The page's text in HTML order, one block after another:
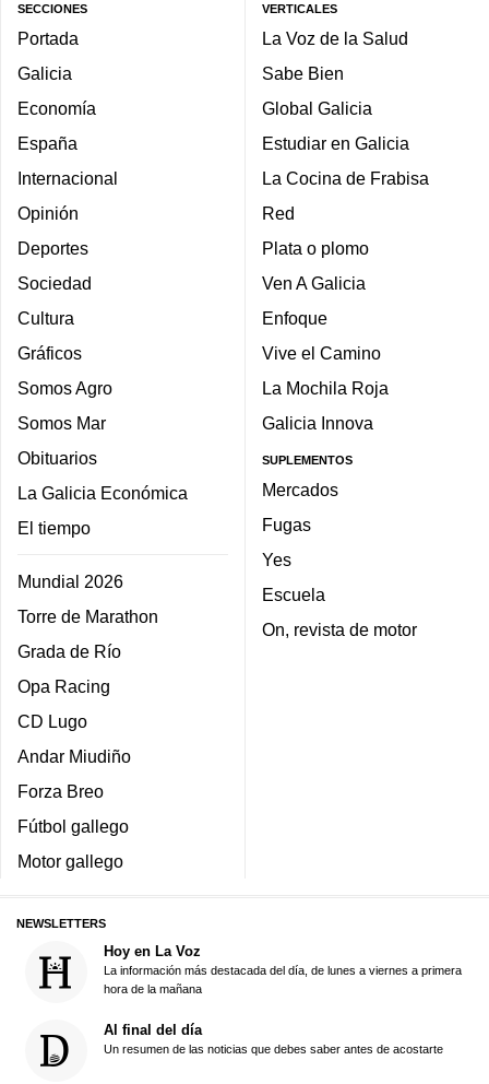
SECCIONES
Portada
Galicia
Economía
España
Internacional
Opinión
Deportes
Sociedad
Cultura
Gráficos
Somos Agro
Somos Mar
Obituarios
La Galicia Económica
El tiempo
Mundial 2026
Torre de Marathon
Grada de Río
Opa Racing
CD Lugo
Andar Miudiño
Forza Breo
Fútbol gallego
Motor gallego
VERTICALES
La Voz de la Salud
Sabe Bien
Global Galicia
Estudiar en Galicia
La Cocina de Frabisa
Red
Plata o plomo
Ven A Galicia
Enfoque
Vive el Camino
La Mochila Roja
Galicia Innova
SUPLEMENTOS
Mercados
Fugas
Yes
Escuela
On, revista de motor
NEWSLETTERS
Hoy en La Voz
La información más destacada del día, de lunes a viernes a primera
hora de la mañana
Al final del día
Un resumen de las noticias que debes saber antes de acostarte